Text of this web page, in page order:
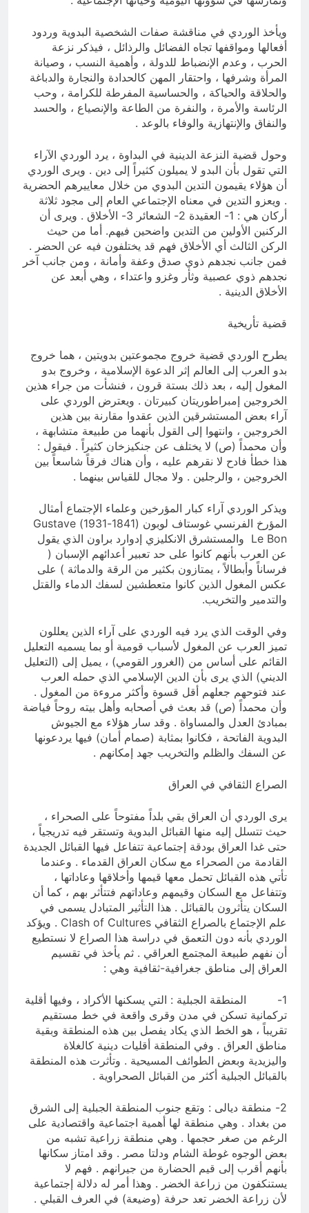
ويأخذ الوردي في مناقشة صفات الشخصية البدوية وردود
أفعالها ومواقفها تجاه الفضائل والرذائل ، فيذكر نزعة
الحرب ، وعدم الإنضباط للدولة ، وأهمية النسب ، وصيانة
المرأة وشرفها ، واحتقار المهن كالحدادة والنجارة والدباغة
والحلاقة والحياكة ، والحساسية المفرطة للكرامة ، وحب
الرئاسة والأمرة ، والنفرة من الطاعة والإنصياع ، والحسد
والنفاق والإنتهازية والوفاء بالوعد .
وحول قضية النزعة الدينية في البداوة ، يرد الوردي الآراء
التي تقول بأن البدو لا يميلون كثيراً إلى دين . ويرى الوردي
أن هؤلاء يقيمون التدين البدوي من خلال معاييرهم الحضرية
. ويعزو التدين في معناه الإجتماعي العام إلى مجود ثلاثة
أركان هي : 1- العقيدة 2- الشعائر 3- الأخلاق . ويرى أن
الركنين الأولين من التدين واضحين فيهم. أما من حيث
الركن الثالث أي الأخلاق فهم قد يختلفون فيه عن الحضر .
فمن جانب نجدهم ذوي صدق وعفة وأمانة ، ومن جانب آخر
نجدهم ذوي عصبية وثأر وغزو واعتداء ، وهي أبعد عن
الأخلاق الدينية .
قضية تأريخية
يطرح الوردي قضية خروج مجموعتين بدويتين ، هما خروج
بدو العرب إلى العالم إثر الدعوة الإسلامية ، وخروج بدو
المغول إليه ، بعد ذلك بستة قرون ، فنشأت من جراء هذين
الخروجين إمبراطوريتان كبيرتان . ويعترض الوردي على
آراء بعض المستشرقين الذين عقدوا مقارنة بين هذين
الخروجين ، وانتهوا إلى القول بأنهما من طبيعة متشابهة ،
وأن محمداً (ص) لا يختلف عن جنكيزخان كثيراً . فيقول :
هذا خطأ فادح لا نقرهم عليه ، وأن هناك فرقاً شاسعاً بين
الخروجين ، والرجلين . ولا مجال للقياس بينهما .
ويذكر الوردي آراء كبار المؤرخين وعلماء الإجتماع أمثال
المؤرخ الفرنسي غوستاف لوبون (1841-1931) Gustave
Le Bon والمستشرق الانكليزي إدوارد براون الذي يقول
عن العرب بأنهم كانوا على حد تعبير أعدائهم الإسبان (
فرساناً وأبطالاً ، يمتازون بكثير من الرقة والدماثة ) على
عكس المغول الذين كانوا متعطشين لسفك الدماء والقتل
والتدمير والتخريب.
وفي الوقت الذي يرد فيه الوردي على آراء الذين يعللون
تميز العرب عن المغول لأسباب قومية أو بما يسميه التعليل
القائم على أساس من (الغرور القومي) ، يميل إلى (التعليل
الديني) الذي يرى بأن الدين الإسلامي الذي حمله العرب
عند فتوحهم جعلهم أقل قسوة وأكثر مروءة من المغول .
وأن محمداً (ص) قد بعث في أصحابه وأهل بيته روحاً فياضة
بمبادئ العدل والمساواة . وقد سار هؤلاء مع الجيوش
البدوية الفاتحة ، فكانوا بمثابة (صمام أمان) فيها يردعونها
عن السفك والظلم والتخريب جهد إمكانهم .
الصراع الثقافي في العراق
يرى الوردي أن العراق بقي بلداً مفتوحاً على الصحراء ،
حيث تتسلل إليه منها القبائل البدوية وتستقر فيه تدريجياً ،
حتى غدا العراق بودقة إجتماعية تتفاعل فيها القبائل الجديدة
القادمة من الصحراء مع سكان العراق القدماء . وعندما
تأتي هذه القبائل تحمل معها قيمها وأخلاقها وعاداتها ،
وتتفاعل مع السكان وقيمهم وعاداتهم فتتأثر بهم ، كما أن
السكان يتأثرون بالقبائل . هذا التأثير المتبادل يسمى في
علم الإجتماع بالصراع الثقافي Clash of Cultures . ويؤكد
الوردي بأنه دون التعمق في دراسة هذا الصراع لا نستطيع
أن نفهم طبيعة المجتمع العراقي . ثم يأخذ في تقسيم
العراق إلى مناطق جغرافية-ثقافية وهي :
1- المنطقة الجبلية : التي يسكنها الأكراد ، وفيها أقلية
تركمانية تسكن في مدن وقرى واقعة في خط مستقيم
تقريباً ، هو الخط الذي يكاد يفصل بين هذه المنطقة وبقية
مناطق العراق . وفي المنطقة أقليات دينية كالغلاة
واليزيدية وبعض الطوائف المسيحية . وتأثرت هذه المنطقة
بالقبائل الجبلية أكثر من القبائل الصحراوية .
2- منطقة ديالى : وتقع جنوب المنطقة الجبلية إلى الشرق
من بغداد . وهي منطقة لها أهمية اجتماعية واقتصادية على
الرغم من صغر حجمها . وهي منطقة زراعية تشبه من
بعض الوجوه غوطة الشام ودلتا مصر . وقد امتاز سكانها
بأنهم أقرب إلى قيم الحضارة من جيرانهم . فهم لا
يستنكفون من زراعة الخضر . وهذا أمر له دلالة إجتماعية
لأن زراعة الخضر تعد حرفة (وضيعة) في العرف القبلي .